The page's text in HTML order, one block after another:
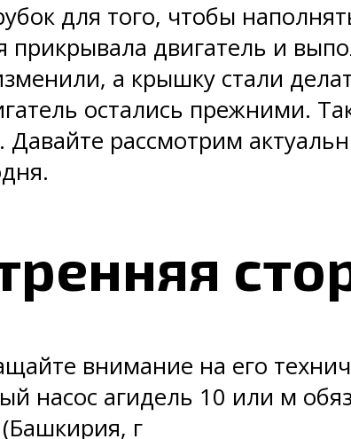
для того, чтобы
прикрывала двигатель и
а крышку стали
остались прежними.
Давайте рассмотрим
внимание на его
насос агидель 10 или м
г